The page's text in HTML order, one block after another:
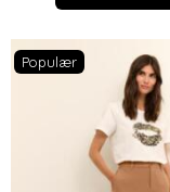
Populær